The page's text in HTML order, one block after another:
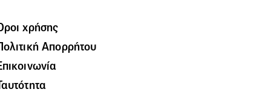
χρήσης
Απορρήτου